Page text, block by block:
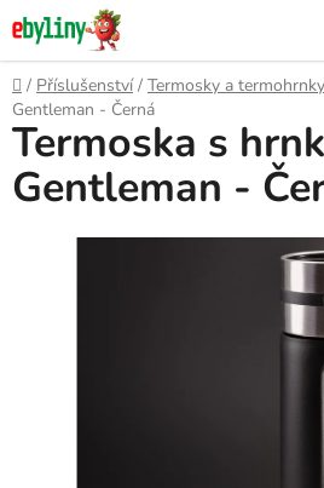
Přejít
na
obsah
Domů
/ Příslušenství / Termosky a termohrnky
Gentleman - Černá
Termoska s
Gentleman -